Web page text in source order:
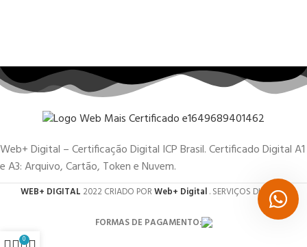
Web+ Digital – Certificação Digital ICP Brasil. Certificado Digital A1
e A3: Arquivo, Cartão, Token e Nuvem.
WEB+ DIGITAL 2022 CRIADO PORWeb+ Digital. SERVIÇOS DIGITAIS.
FORMAS DE PAGAMENTO:
0